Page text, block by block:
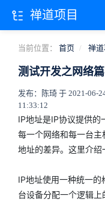
当前位置： 首页 禅道
测试开发之网络
发布：陈琦 于 2021-06-
11:33:12
IP地址是IP协议提供的
每一个网络和每一台
地址的差异。这里介绍
IP地址使用一种统一
台设备分配一个逻辑
禅道项目